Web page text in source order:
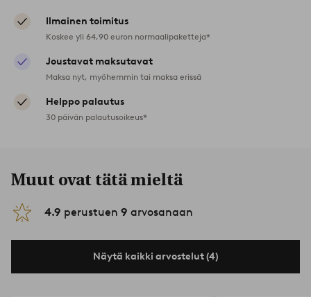
Ilmainen toimitus
Koskee yli 64,90 euron normaalipaketteja*
Joustavat maksutavat
Maksa nyt, myöhemmin tai maksa erissä
Helppo palautus
30 päivän palautusoikeus*
Muut ovat tätä mieltä
4.9 perustuen 9 arvosanaan
Näytä kaikki arvostelut (4)